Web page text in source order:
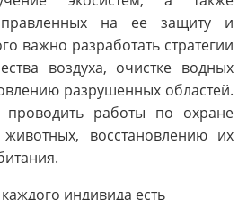
на ее защиту и
важно разработать стратегии
воздуха, очистке водных
разрушенных областей.
работы по охране
восстановлению их
индивида есть